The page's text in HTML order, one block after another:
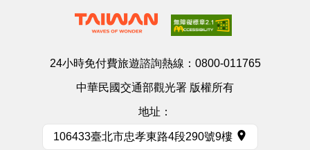
24小時免付費旅遊諮詢熱線： 0800-011765
中華民國交通部觀光署 版權所有
地址：
106433臺北市忠孝東路4段290號9樓